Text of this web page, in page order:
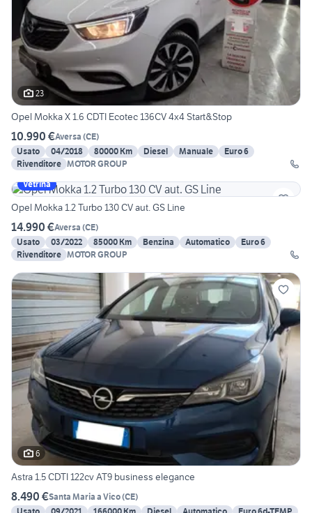
23
Opel Mokka X 1.6 CDTI Ecotec 136CV 4x4 Start&Stop
10.990 €Aversa (CE)
Usato
04/2018 80000 Km Diesel Manuale
Euro 6
Rivenditore MOTOR GROUP
Vetrina
Opel Mokka 1.2 Turbo 130 CV aut. GS Line
14.990 €Aversa (CE)
Usato
03/2022 85000 Km Benzina Automatico
Euro 6
Rivenditore MOTOR GROUP
6
Astra 1.5 CDTI 122cv AT9 business elegance
8.490 €Santa Maria a Vico(CE)